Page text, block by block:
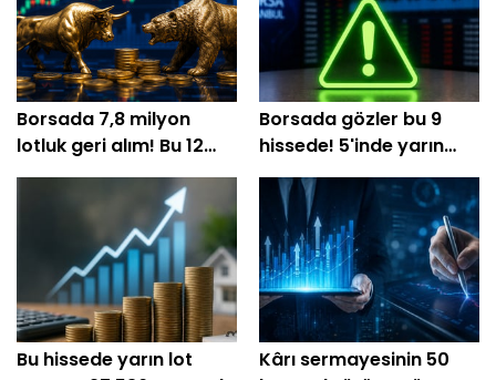
Borsada 7,8 milyon
lotluk geri alım! Bu 12
şirket hisselerini topladı
Borsada gözler bu 9
hissede! 5'inde yarın
tedbir kalkıyor
Bu hissede yarın lot
Kârı sermayesinin 50